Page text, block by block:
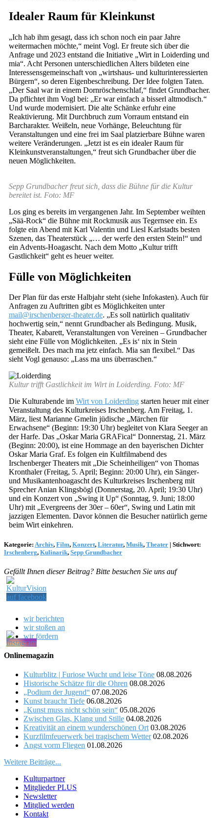
Idealer Raum für Kleinkunst
„Ich hab ihm gesagt, dass ich schon noch ein paar Jahre
weitermachen möchte,“ meint Vogl. Er freute sich über die
Anfrage und 2023 entstand die Initiative „Wirt in Loiderding und
mia“. Acht Personen unterschiedlichen Alters bildeten eine
Interessensgemeinschaft von „wirtshaus- und kulturinteressierten
Bürgern“, so deren Eigenbeschreibung. Der Idee folgten Taten.
„Der Saal war in einem Dornröschenschlaf,“ findet Grundbacher.
Da pflichtet ihm Vogl bei: „Er war einfach a bisserl altmodisch.“
Und wurde modernisiert. Die alte Schänke erfuhr eine
Reaktivierung. Mit Durchbruch zum Vorraum entstand ein
Barcharakter. Weißeln, neue Vorhänge, Beleuchtung für
Veranstaltungen und eine frei im Saal platzierbare Bühne waren
weitere Veränderungen. „Jetzt ist es ein idealer Raum für
Kleinkunstveranstaltungen,“ freut sich Grundbacher über die
neuen Möglichkeiten.
Sepp Grundbacher freut sich, dass die Bühne für die Kultur
bereitet ist. Foto: MF
Los ging es bereits im vergangenen Jahr. Im September weihten
„Sää-Rock“ die Bühne mit Rockmusik aus Tegernsee ein. Es
folgte ein Abend mit Karl Valentin und Liesl Karlstadts besten
Szenen, das Theaterstück „… der werfe den ersten Stein!“ und
ein Advents-Hoagascht. Nach dem Motto „Kultur trifft
Gastlichkeit“ geht es heuer weiter.
Fülle von Möglichkeiten
Der Plan für das erste Halbjahr steht (siehe Infokasten). Auch für
Anfragen zu Auftritten gibt es Möglichkeiten unter
mail@irschenberger-theater.de. „Es soll natürlich qualitativ
hochwertig sein,“ nennt Grundbacher als Bedingung. Musik,
Theater, Kabarett, Veranstaltungen von Vereinen – Grundbacher
sieht eine Fülle von Möglichkeiten. „Es is‘ nix in Stein
gemeißelt. Des mach ma jetz einfach. Mia san flexibel.“ Das
sieht Vogl genauso: „Lass ma uns überraschen.“
Kultur trifft Gastlichkeit im Wirt in Loiderding. Foto: MF
Die Kulturabende im Wirt von Loiderding starten heuer mit einer
Veranstaltung des Kulturkreises Irschenberg. Am Freitag, 1.
März, liest Marianne Gmelin jüdische „Märchen für
Erwachsene“ (Beginn: 19:30 Uhr) begleitet von Klara Seeger an
der Harfe. Das „Oskar Maria GRAFical“ Donnerstag, 21. März
(Beginn: 20:00), ist eine Hommage an den bayerischen Dichter
Oskar Maria Graf. Es folgen ein Kultfilmabend des
Irschenberger Theaters mit „Die Scheinheiligen“ von Thomas
Kronthaler (Freitag, 5. April; Beginn: 20:00 Uhr), ein Sänger-
und Musikantenhoagascht des Kulturkreises Irschenberg mit
Sprecher Anian Klingsbögl (Donnerstag, 20. April; 19:30 Uhr)
und ein Konzert von „Swing it Up“ (Sonntag, 9. Juni; 18:00
Uhr) mit „Evergreens der 30er – 60er“, Swing und Latin mit
jazzigen Elementen. Davor können die Besucher natürlich gerne
beim Wirt einkehren.
Kategorie: Archiv, Film, Konzert, Literatur, Musik, Theater | Stichwort:
Irschenberg, Kulinarik, Sepp Grundbacher
Gefällt Ihnen dieser Beitrag? Bitte besuchen Sie uns auf
wir berichten
wir stoßen an
wir fördern
Onlinemagazin
Kulturblitz | Furiose Wucht und leise Töne 08.08.2026
Historische Schätze für die Ohren 08.08.2026
„Podium der Jugend“ 07.08.2026
Kunst braucht Tiefe 06.08.2026
„Kunst muss nicht schön sein“ 05.08.2026
Zwischen Glas, Klang und Stille 04.08.2026
Kreativität an einem wunderschönen Ort 03.08.2026
Kurzfilmfeuerwerk bei tragischem Wetter 02.08.2026
Angst vorm Fliegen 01.08.2026
Weitere Beiträge...
Kulturpartner
Mitglieder PLUS
Newsletter
Mitglied werden
Kontakt